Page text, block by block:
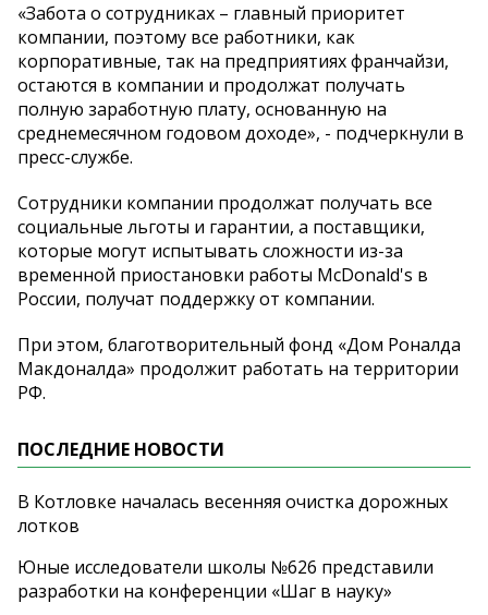
«Забота о сотрудниках – главный приоритет
компании, поэтому все работники, как
корпоративные, так на предприятиях франчайзи,
остаются в компании и продолжат получать
полную заработную плату, основанную на
среднемесячном годовом доходе», - подчеркнули в
пресс-службе.
Сотрудники компании продолжат получать все
социальные льготы и гарантии, а поставщики,
которые могут испытывать сложности из-за
временной приостановки работы McDonald's в
России, получат поддержку от компании.
При этом, благотворительный фонд «Дом Роналда
Макдоналда» продолжит работать на территории
РФ.
ПОСЛЕДНИЕ НОВОСТИ
В Котловке началась весенняя очистка дорожных
лотков
Юные исследователи школы №626 представили
разработки на конференции «Шаг в науку»